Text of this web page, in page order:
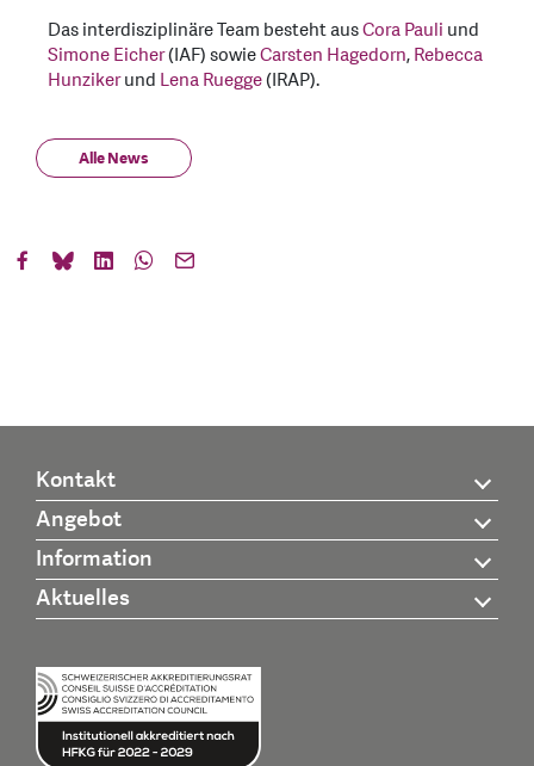
Das interdisziplinäre Team besteht ausCora Pauli und
Simone Eicher(IAF) sowieCarsten Hagedorn,Rebecca
Hunzikerund Lena Ruegge(IRAP).
Alle News
Kontakt
Angebot
Information
Aktuelles